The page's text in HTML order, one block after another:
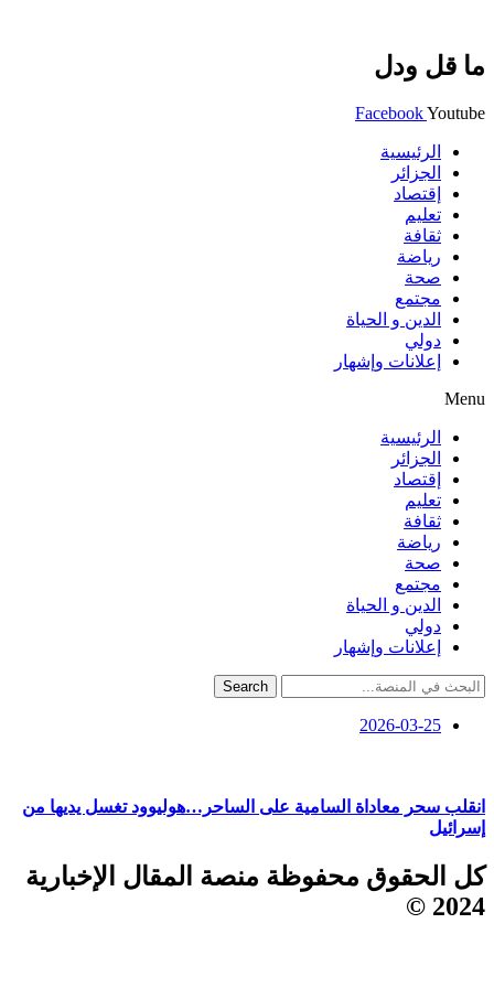
ما قل ودل
FacebookYoutube
الرئيسية
الجزائر
إقتصاد
تعليم
ثقافة
رياضة
صحة
مجتمع
الدين و الحياة
دولي
إعلانات وإشهار
Menu
الرئيسية
الجزائر
إقتصاد
تعليم
ثقافة
رياضة
صحة
مجتمع
الدين و الحياة
دولي
إعلانات وإشهار
Search
2026-03-25
انقلب سحر معاداة السامية على الساحر…هوليوود تغسل يديها من
إسرائيل
كل الحقوق محفوظة منصة المقال الإخبارية
2024 ©